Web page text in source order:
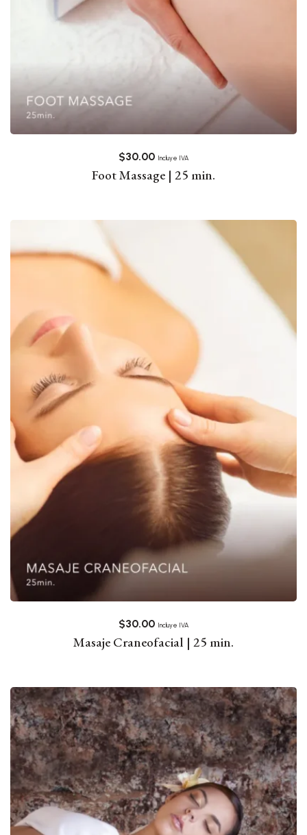
$30.00 Incluye IVA
Foot Massage | 25 min.
$30.00 Incluye IVA
Masaje Craneofacial | 25 min.